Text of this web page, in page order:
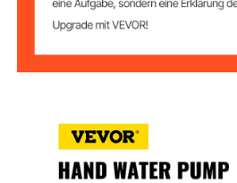
Durchmesser des
Wasserauslasses
Länge des
8,7 Zoll /
Gewicht der
34,2 lbs